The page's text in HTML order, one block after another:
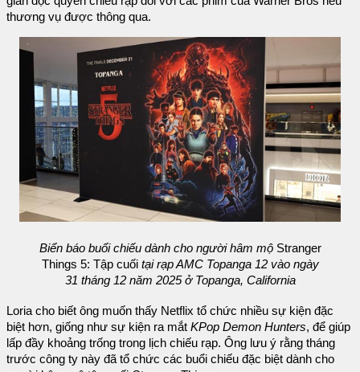
thương vụ được thông qua.
Biển báo buổi chiếu dành cho người hâm mộStranger
Things 5: Tập cuối tại rạp AMC Topanga 12 vào ngày
31 tháng 12 năm 2025 ở Topanga, California
Loria cho biết ông muốn thấy Netflix tổ chức nhiều sự kiện đặc
biệt hơn, giống như sự kiện ra mắt KPop Demon Hunters, để giúp
lấp đầy khoảng trống trong lịch chiếu rạp. Ông lưu ý rằng tháng
trước công ty này đã tổ chức các buổi chiếu đặc biệt dành cho